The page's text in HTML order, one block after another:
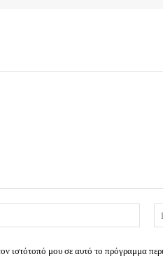
ιστότοπό μου σε αυτό το πρόγραμμα